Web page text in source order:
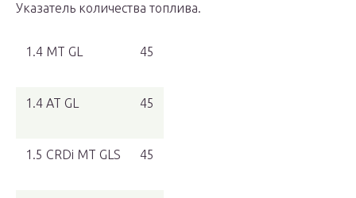
Указатель количества топлива.
1.4 MT GL 45
1.4 AT GL 45
1.5 CRDi MT GLS 45